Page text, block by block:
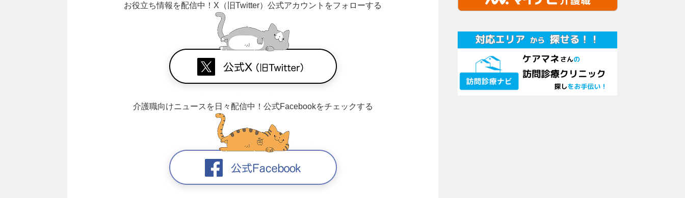
お役立ち情報を配信中！ X（旧Twitter）公式アカウントをフォローする
介護職向けニュースを日々配信中！ 公式Facebookをチェックする